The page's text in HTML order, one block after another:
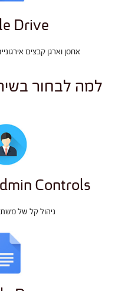
Drive
אחסן וארגן קבצים
למה לבחור
Controls
ניהול קל של